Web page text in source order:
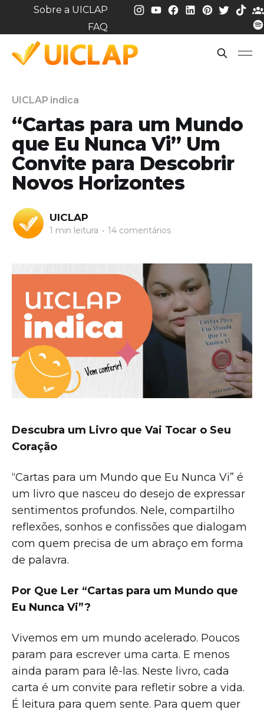
Sobre a UICLAP
FAQ
UICLAP indica
“Cartas para um Mundo
que Eu Nunca Vi” Um
Convite para Descobrir
Novos Horizontes
UICLAP
1 min leitura • 14 comentários
Descubra um Livro que Vai Tocar o Seu
Coração
“Cartas para um Mundo que Eu Nunca Vi” é
um livro que nasceu do desejo de expressar
sentimentos profundos. Nele, compartilho
reflexões, sonhos e confissões que dialogam
com quem precisa de um abraço em forma
de palavra.
Por Que Ler “Cartas para um Mundo que
Eu Nunca Vi”?
Vivemos em um mundo acelerado. Poucos
param para escrever uma carta. E menos
ainda param para lê-las. Neste livro, cada
carta é um convite para refletir sobre a vida.
É leitura para quem sente. Para quem quer